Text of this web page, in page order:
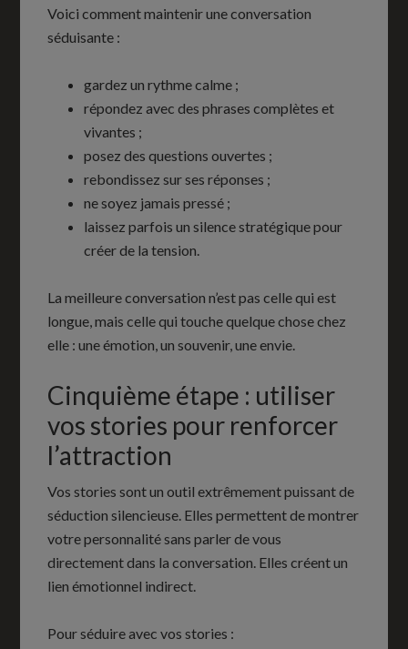
Voici comment maintenir une conversation
séduisante :
gardez un rythme calme ;
répondez avec des phrases complètes et
vivantes ;
posez des questions ouvertes ;
rebondissez sur ses réponses ;
ne soyez jamais pressé ;
laissez parfois un silence stratégique pour
créer de la tension.
La meilleure conversation n’est pas celle qui est
longue, mais celle qui touche quelque chose chez
elle : une émotion, un souvenir, une envie.
Cinquième étape : utiliser
vos stories pour renforcer
l’attraction
Vos stories sont un outil extrêmement puissant de
séduction silencieuse. Elles permettent de montrer
votre personnalité sans parler de vous
directement dans la conversation. Elles créent un
lien émotionnel indirect.
Pour séduire avec vos stories :